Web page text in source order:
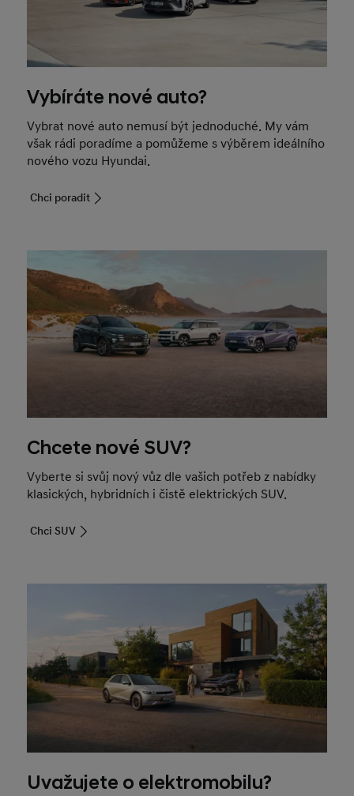
Vybíráte nové auto?
Vybrat nové auto nemusí být jednoduché. My vám
však rádi poradíme a pomůžeme s výběrem ideálního
nového vozu Hyundai.
Chci poradit
Chcete nové SUV?
Vyberte si svůj nový vůz dle vašich potřeb z nabídky
klasických, hybridních i čistě elektrických SUV.
Chci SUV
Uvažujete o elektromobilu?